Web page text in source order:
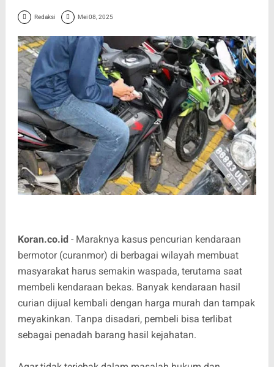
Redaksi Mei 08, 2025
Koran.co.id - Maraknya kasus pencurian kendaraan
bermotor (curanmor) di berbagai wilayah membuat
masyarakat harus semakin waspada, terutama saat
membeli kendaraan bekas. Banyak kendaraan hasil
curian dijual kembali dengan harga murah dan tampak
meyakinkan. Tanpa disadari, pembeli bisa terlibat
sebagai penadah barang hasil kejahatan.